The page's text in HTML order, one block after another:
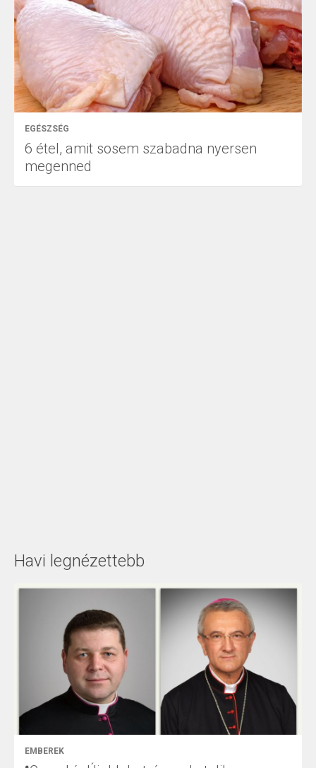
EGÉSZSÉG
6 étel, amit sosem szabadna nyersen
megenned
Havi legnézettebb
EMBEREK